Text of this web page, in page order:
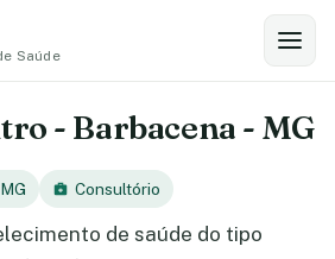
Saúde
- Barbacena - MG
MG Consultório
de saúde do tipo